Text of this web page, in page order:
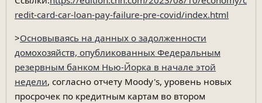
redit-card-car-loan-pay-failure-pre-covid/index.html
>Основываясь на данных о задолженности
домохозяйств, опубликованных Федеральным
резервным банком Нью-Йорка в начале этой
недели, согласно отчету Moody's, уровень новых
просрочек по кредитным картам во втором